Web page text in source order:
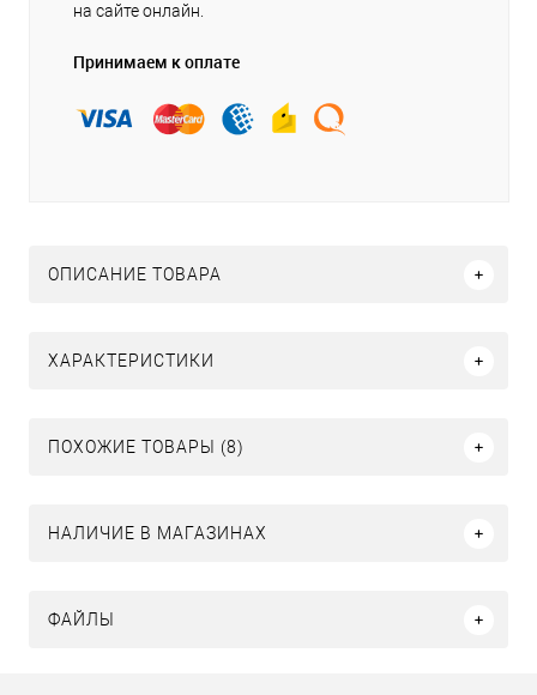
на сайте онлайн.
Принимаем к оплате
ОПИСАНИЕ ТОВАРА
ХАРАКТЕРИСТИКИ
ПОХОЖИЕ ТОВАРЫ (8)
НАЛИЧИЕ В МАГАЗИНАХ
ФАЙЛЫ